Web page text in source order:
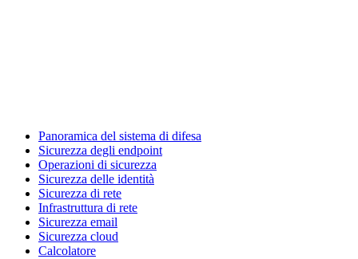
Panoramica del sistema di difesa
Sicurezza degli endpoint
Operazioni di sicurezza
Sicurezza delle identità
Sicurezza di rete
Infrastruttura di rete
Sicurezza email
Sicurezza cloud
Calcolatore